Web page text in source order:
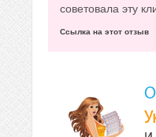
советовала эту
Ссылка на этот отзыв